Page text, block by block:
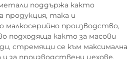
поддържа както
продукция, така и
малкосерийно производство,
подходяща както за масови
стремящи се към максимална
за производствени цехове,